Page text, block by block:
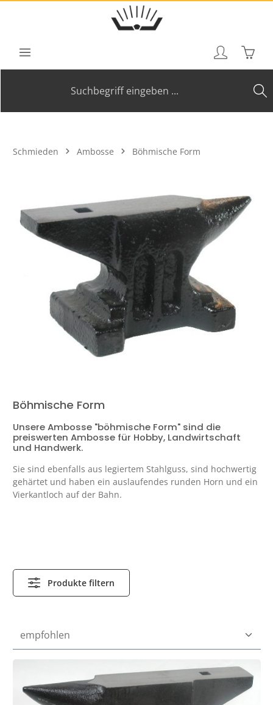
Zum Hauptinhalt springen
Schmieden Ambosse Böhmische Form
Böhmische Form
Unsere Ambosse "böhmische Form" sind die
preiswerten Ambosse für Hobby, Landwirtschaft
und Handwerk.
Sie sind ebenfalls aus legiertem Stahlguss, sind hochwertig
gehärtet und haben ein auslaufendes runden Horn und ein
Vierkantloch auf der Bahn.
Produkte filtern